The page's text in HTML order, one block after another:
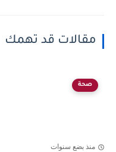
مقالات قد تهمك
صحة
منذ بضع سنوات